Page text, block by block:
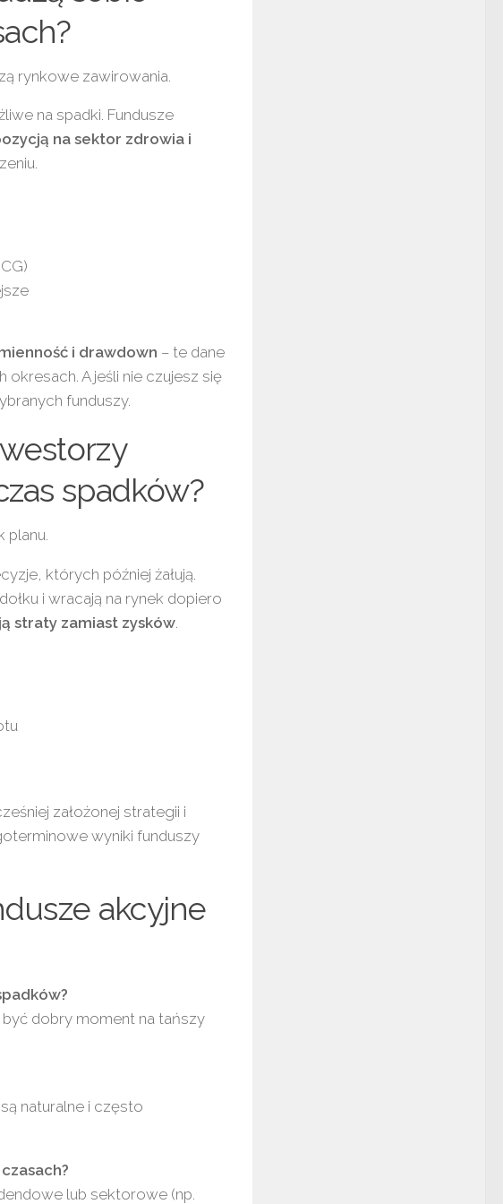
rynkowe zawirowania.
na spadki. Fundusze
na sektor zdrowia i
i drawdown – te dane
A jeśli nie czujesz się
funduszy.
spadków?
planu.
których później żałują.
i wracają na rynek dopiero
straty zamiast zysków.
założonej strategii i
wyniki funduszy
akcyjne
dobry moment na tańszy
naturalne i często
lub sektorowe (np.